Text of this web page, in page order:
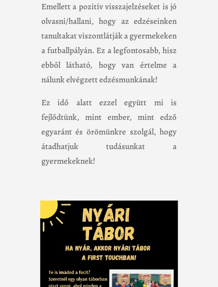
Emellett a pozitív visszajelzéseket is jó
olvasni/hallani, hogy az edzéseinken
tanultakat viszontlátják a gyermekeken
a futballpályán. Ez a legfontosabb, hisz
ebből látható, hogy van értelme a
nálunk elvégzett edzésmunkának!
Ez idő alatt ezzel együtt mi is
fejlődtünk, mint ember, mint edző
egyaránt és örömünkre szolgál, hogy
átadhatjuk tudásunkat a
gyermekeknek!